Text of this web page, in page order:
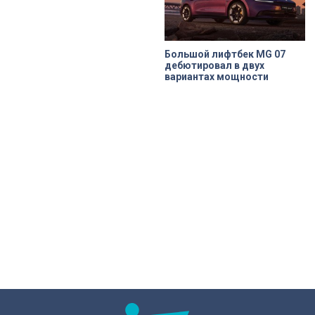
Большой лифтбек MG 07
дебютировал в двух
вариантах мощности